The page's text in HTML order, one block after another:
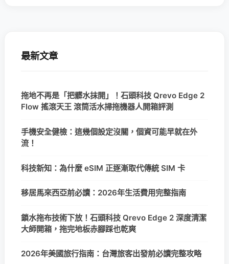
最新文章
拖地不再是「把髒水抹開」！石頭科技 Qrevo Edge 2
Flow 搖滾天王 滾筒活水掃拖機器人開箱評測
手機安全健檢：這幾個設定沒關，個資可能早就在外
流！
科技新知：為什麼 eSIM 正逐漸取代傳統 SIM 卡
移居馬來西亞前必讀：2026年生活費用完整指南
鎖水拖布技術下放！石頭科技 Qrevo Edge 2 深度清潔
大師開箱，拖完地板赤腳踩也乾爽
2026年美國旅行指南：台灣旅客出發前必讀完整攻略